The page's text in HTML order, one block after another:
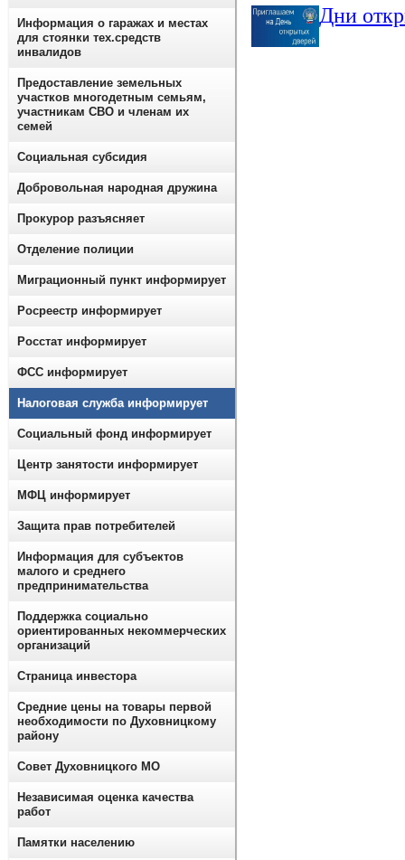
Дни
Информация о гаражах и местах
для стоянки тех.средств
инвалидов
Предоставление земельных
участков многодетным семьям,
участникам СВО и членам их
семей
Социальная субсидия
Добровольная народная дружина
Прокурор разъясняет
Отделение полиции
Миграционный пункт информирует
Росреестр информирует
Росстат информирует
ФСС информирует
Налоговая служба информирует
Социальный фонд информирует
Центр занятости информирует
МФЦ информирует
Защита прав потребителей
Информация для субъектов
малого и среднего
предпринимательства
Поддержка социально
ориентированных некоммерческих
организаций
Страница инвестора
Средние цены на товары первой
необходимости по Духовницкому
району
Совет Духовницкого МО
Независимая оценка качества
работ
Памятки населению